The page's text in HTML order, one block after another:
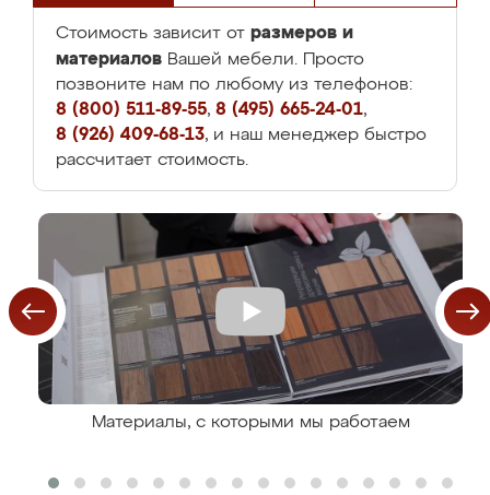
Стоимость зависит от размеров и
материалов Вашей мебели. Просто
позвоните нам по любому из телефонов:
8 (800) 511-89-55, 8 (495) 665-24-01,
8 (926) 409-68-13, и наш менеджер быстро
рассчитает стоимость.
Материалы, с которыми мы работаем